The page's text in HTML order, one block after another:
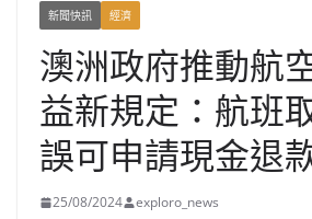
新聞快訊 經濟
澳洲政府推動航
益新規定：航班
誤可申請現金退
25/08/2024 exploro_news